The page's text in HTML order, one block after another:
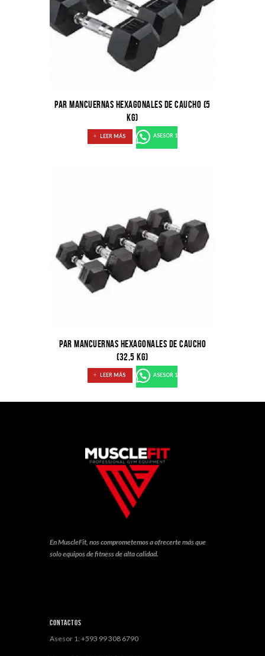
PAR MANCUERNAS HEXAGONALES DE CAUCHO (5
KG)
LEER MÁS ASESOR 1
PAR MANCUERNAS HEXAGONALES DE CAUCHO
(32,5 KG)
LEER MÁS ASESOR 1
En MuscleFit, nos comprometemos a ofrecerte más que
solo equipos de fitness de alta calidad.
Contactos
Asesor 1: +593 99 308 6790